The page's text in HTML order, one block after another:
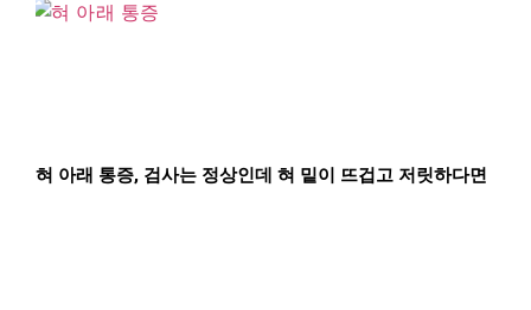
혀 아래 통증, 검사는 정상인데 혀 밑이 뜨겁고 저릿하다면